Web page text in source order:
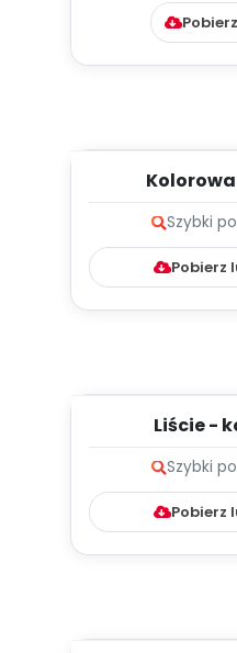
Szybki
Pobierz
Liście -
Szybki
Pobierz